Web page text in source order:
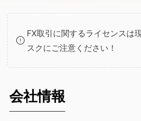
5
6
FX取引に関するライセンスは
スクにご注意ください！
会社情報